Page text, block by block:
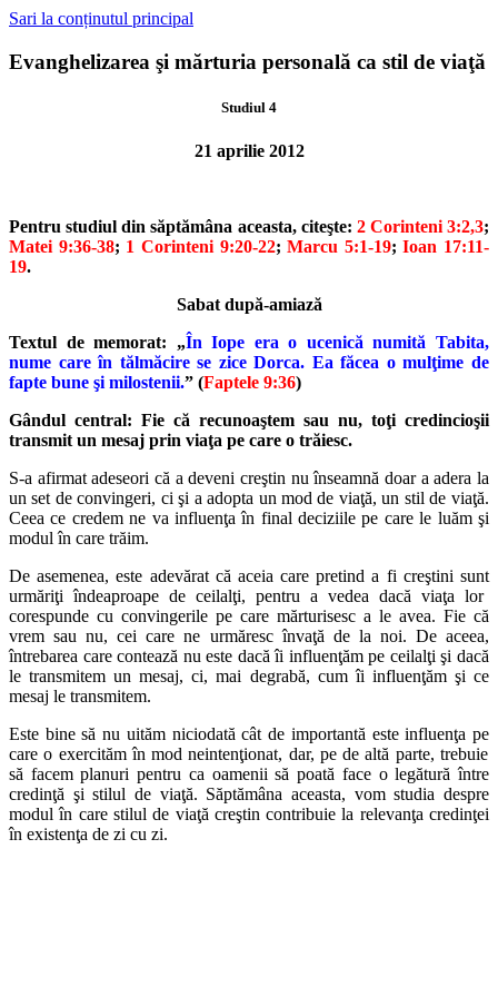
Sari la conținutul principal
Evanghelizarea şi mărturia personală ca stil de viaţă
Studiul 4
21 aprilie 2012
Pentru studiul din săptămâna aceasta, citeşte: 2 Corinteni 3:2,3;
Matei 9:36-38; 1 Corinteni 9:20-22;Marcu 5:1-19;Ioan 17:11-
19.
Sabat după-amiază
Textul de memorat: „În Iope era o ucenică numită Tabita,
nume careîn tălmăcire se zice Dorca. Ea făcea o mulţime de
fapte bune şi milostenii.” (Faptele 9:36)
Gândul central: Fie că recunoaştem sau nu, toţi credincioşii
transmit un mesaj prin viaţa pe care o trăiesc.
S-a afirmat adeseori că a deveni creştin nu înseamnă doar a adera la
un set de convingeri, ci şi a adopta un mod de viaţă, un stil de viaţă.
Ceea ce credem ne va influenţa în final deciziile pe care le luăm şi
modul în care trăim.
De asemenea, este adevărat că aceia care pretind a fi creştini sunt
urmăriţi îndeaproape de ceilalţi, pentru a vedea dacă viaţa lor
corespunde cu convingerile pe care mărturisesc a le avea. Fie că
vrem sau nu, cei care ne urmăresc învaţă de la noi. De aceea,
întrebarea care contează nu este dacă îi influenţăm pe ceilalţi şi dacă
le transmitem un mesaj, ci, mai degrabă, cum îi influenţăm şi ce
mesaj le transmitem.
Este bine să nu uităm niciodată cât de importantă este influenţa pe
care o exercităm în mod neintenţionat, dar, pe de altă parte, trebuie
să facem planuri pentru ca oamenii să poată face o legătură între
credinţă şi stilul de viaţă. Săptămâna aceasta, vom studia despre
modul în care stilul de viaţă creştin contribuie la relevanţa credinţei
în existenţa de zi cu zi.